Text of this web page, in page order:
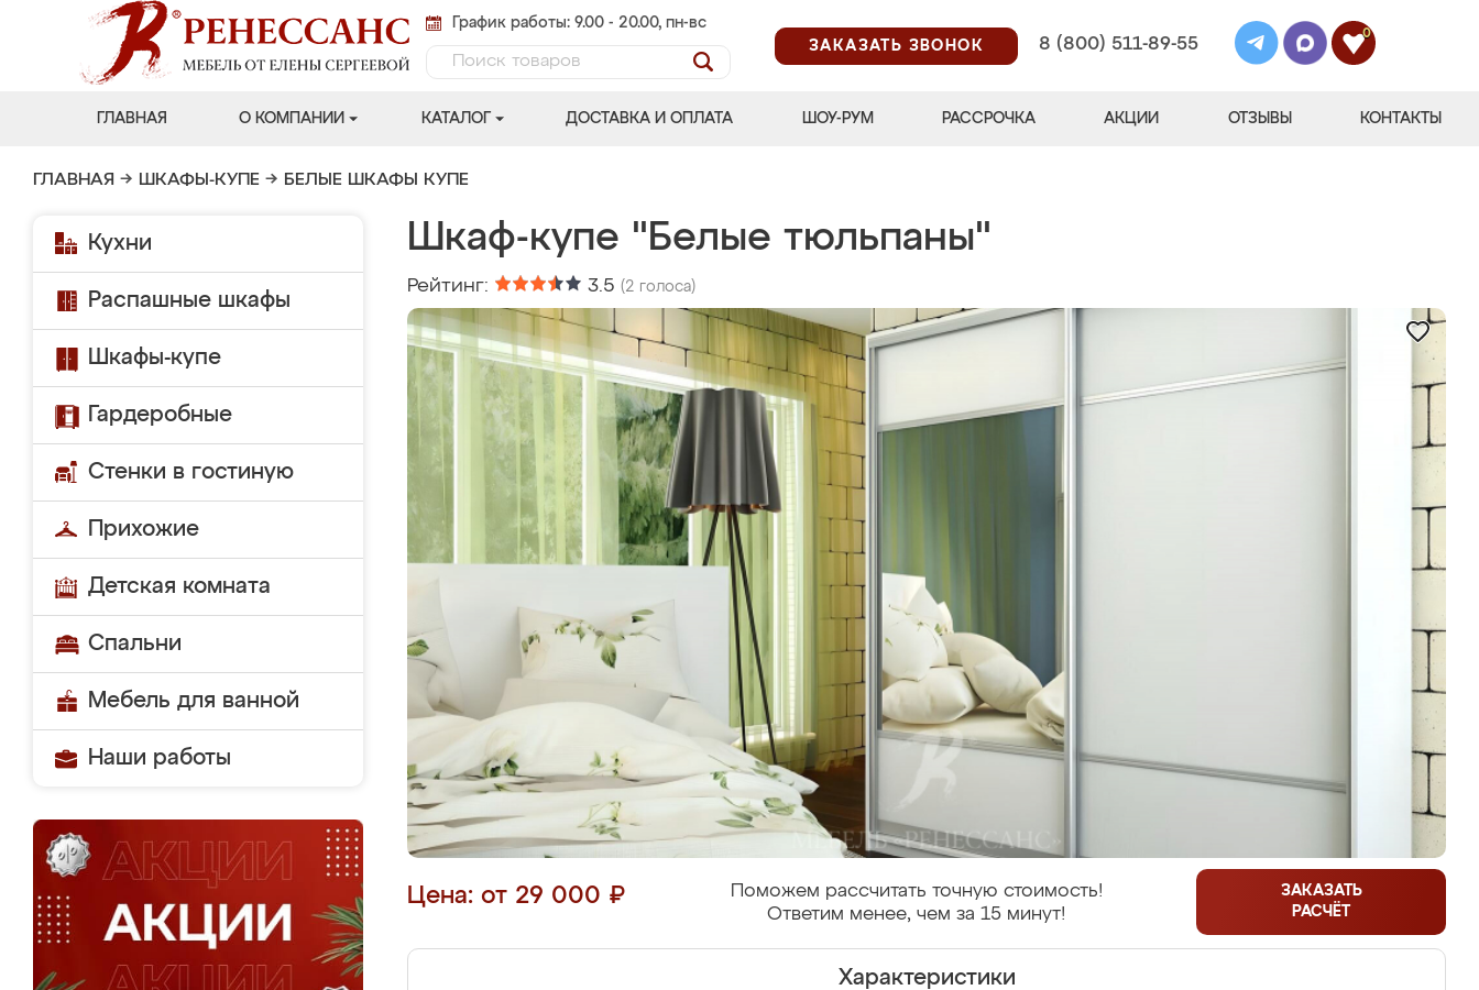
График работы: 9.00 - 20.00, пн-вс
ЗАКАЗАТЬ ЗВОНОК
8 (800) 511-89-55
0
ГЛАВНАЯ О КОМПАНИИ КАТАЛОГ ДОСТАВКА И ОПЛАТА ШОУ-РУМ РАССРОЧКА АКЦИИ ОТЗЫВЫ КОНТАКТЫ
ГЛАВНАЯ → ШКАФЫ-КУПЕ → БЕЛЫЕ ШКАФЫ КУПЕ
Кухни
Распашные шкафы
Шкафы-купе
Гардеробные
Стенки в гостиную
Прихожие
Детская комната
Спальни
Мебель для ванной
Наши работы
Шкаф-купе "Белые тюльпаны"
Рейтинг: 3.5 (2 голоса)
Цена: от 29 000 ₽
Поможем рассчитать точную стоимость!
Ответим менее, чем за 15 минут!
ЗАКАЗАТЬ
РАСЧЁТ
Характеристики